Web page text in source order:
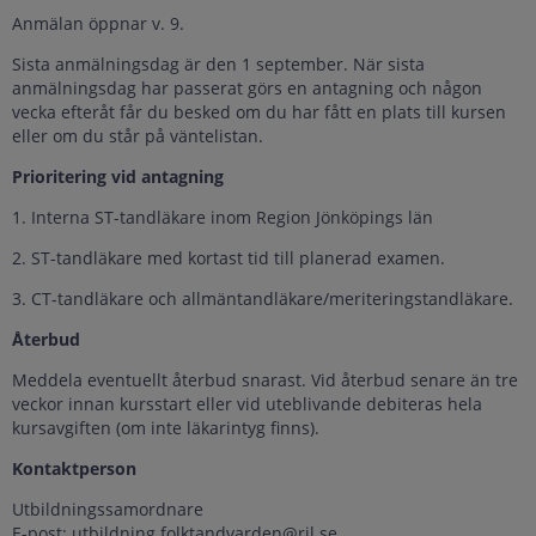
Anmälan öppnar v. 9.
Sista anmälningsdag är den 1 september. När sista
anmälningsdag har passerat görs en antagning och någon
vecka efteråt får du besked om du har fått en plats till kursen
eller om du står på väntelistan.
Prioritering vid antagning
1. Interna ST-tandläkare inom Region Jönköpings län
2. ST-tandläkare med kortast tid till planerad examen.
3. CT-tandläkare och allmäntandläkare/meriteringstandläkare.
Återbud
Meddela eventuellt återbud snarast. Vid återbud senare än tre
veckor innan kursstart eller vid uteblivande debiteras hela
kursavgiften (om inte läkarintyg finns).
Kontaktperson
Utbildningssamordnare